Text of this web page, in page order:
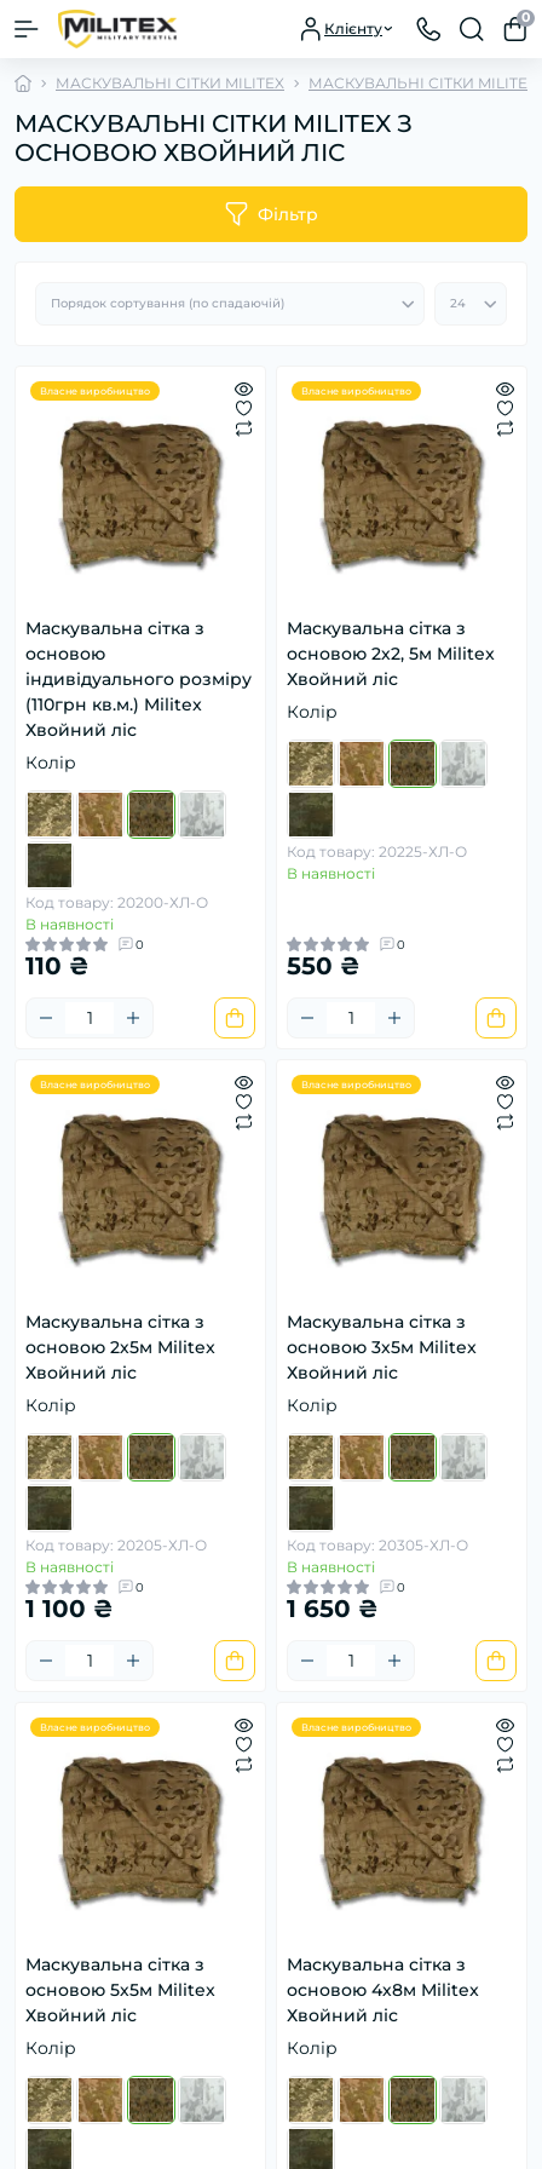
Клієнту
0
МАСКУВАЛЬНІ СІТКИ MILITEX МАСКУВАЛЬНІ СІТКИ
МАСКУВАЛЬНІ СІТКИ MILITEX З
ОСНОВОЮ ХВОЙНИЙ ЛІС
Фільтр
Власне виробництво
Маскувальна сітка з
основою
індивідуального розміру
(110грн кв.м.) Militex
Хвойний ліс
Колір
Код товару: 20200-ХЛ-О
В наявності
0
110 ₴
Власне виробництво
Маскувальна сітка з
основою 2х2, 5м Militex
Хвойний ліс
Колір
Код товару: 20225-ХЛ-О
В наявності
0
550 ₴
Власне виробництво
Маскувальна сітка з
основою 2х5м Militex
Хвойний ліс
Колір
Код товару: 20205-ХЛ-О
В наявності
0
1 100 ₴
Власне виробництво
Маскувальна сітка з
основою 3х5м Militex
Хвойний ліс
Колір
Код товару: 20305-ХЛ-О
В наявності
0
1 650 ₴
Власне виробництво
Маскувальна сітка з
основою 5х5м Militex
Хвойний ліс
Колір
Власне виробництво
Маскувальна сітка з
основою 4х8м Militex
Хвойний ліс
Колір